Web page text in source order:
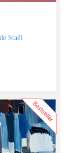
Staël
Bestseller